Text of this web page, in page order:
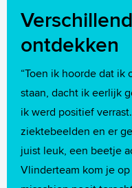
ontdekken
“Toen ik hoorde dat ik
staan, dacht ik eerlijk
ik werd positief
ziektebeelden en er
juist leuk, een beetje
Vlinderteam kom je